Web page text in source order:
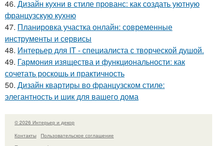
46. Дизайн кухни в стиле прованс: как создать уютную
французскую кухню
47. Планировка участка онлайн: современные
инструменты и сервисы
48. Интерьер для IT - специалиста с творческой душой.
49. Гармония изящества и функциональности: как
сочетать роскошь и практичность
50. Дизайн квартиры во французском стиле:
элегантность и шик для вашего дома
© 2026 Интерьер и декор
Контакты
Пользовательское соглашение